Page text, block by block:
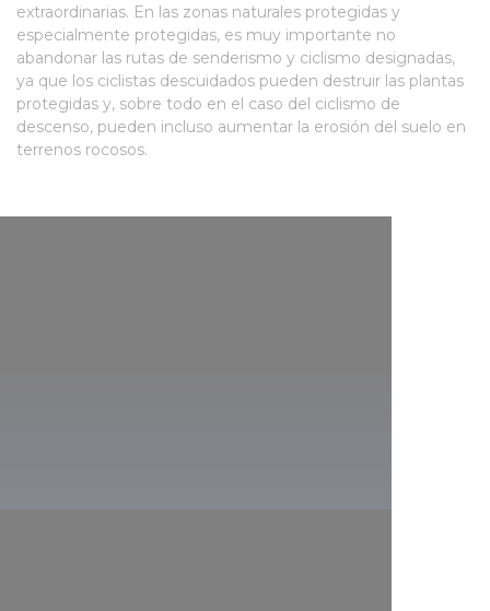
extraordinarias. En las zonas naturales protegidas y
especialmente protegidas, es muy importante no
abandonar las rutas de senderismo y ciclismo designadas,
ya que los ciclistas descuidados pueden destruir las plantas
protegidas y, sobre todo en el caso del ciclismo de
descenso, pueden incluso aumentar la erosión del suelo en
terrenos rocosos.